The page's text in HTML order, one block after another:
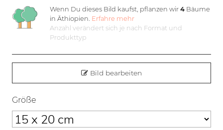
Wenn Du dieses Bild kaufst, pflanzen wir4 Bäume
in Äthiopien. Erfahre mehr
Anzahl verändert sich je nach Format und
Produkttyp
Bild bearbeiten
Größe